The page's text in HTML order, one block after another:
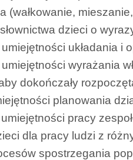
(wałkowanie,
dzieci o
układania i
wyrażania
dokończały
planowania
pracy
dla pracy ludzi z
spostrzegania